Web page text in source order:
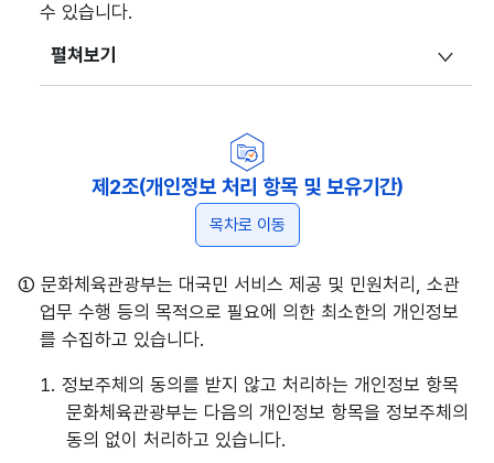
수 있습니다.
펼쳐보기
제2조(개인정보 처리 항목 및 보유기간)
목차로 이동
① 문화체육관광부는 대국민 서비스 제공 및 민원처리, 소관
업무 수행 등의 목적으로 필요에 의한 최소한의 개인정보
를 수집하고 있습니다.
1. 정보주체의 동의를 받지 않고 처리하는 개인정보 항목
문화체육관광부는 다음의 개인정보 항목을 정보주체의
동의 없이 처리하고 있습니다.